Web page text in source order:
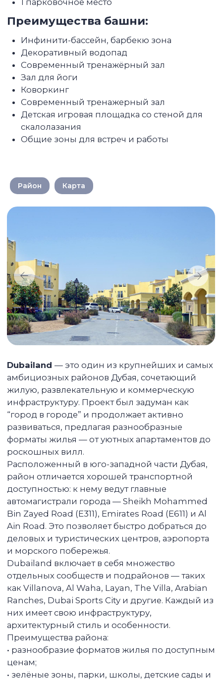
Район Карта
расположения в перспективном районе.
Как выглядят
квартиры после
работы команды
Colife
Подбираем ликвидный объект
Основной бизнес Сolife Invest —
управление недвижимостью.
Мы заинтересованы подобрать объект,
который будет пользоваться спросом
Мы полностью берем
на себя все заботы
на каждом шаге
Сдаем вашу квартиру дорого
Продвигаем каждый объект
и предоставляем дополнительный
сервис для арендаторов, поэтому сдаём
Сопровождаем сделку под ключ
Мы полностью обеспечиваем весь
процесс, начиная от перевода денег
и заканчивая контролем подписания
всех документов. Вам даже
не обязательно приезжать в Дубай — все
можно сделать удаленно.
Выплачиваем вам чистый
пассивный доход от 6% годовых
Вы можете находиться в любой стране.
Мы полностью обслуживаем ваш объект
от сдачи до решения бытовых вопросов
жильцов, предоставляем вам
финансовый отчет и выплачиваем
доход любым удобным способом.
Делаем ремонт и меблировку
Мы подготовили к сдаче более 700
квартир и точно знаем, как быстро
и недорого сделать интерьер, который
нравится арендаторам.